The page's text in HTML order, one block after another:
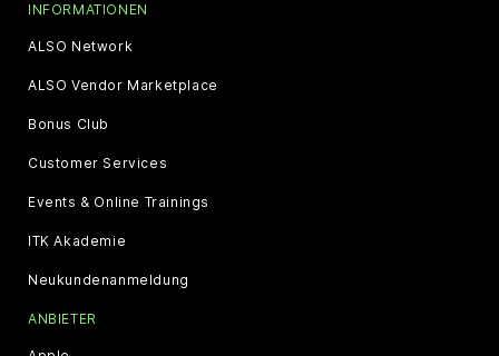
INFORMATIONEN
ALSO Network
ALSO Vendor Marketplace
Bonus Club
Customer Services
Events & Online Trainings
ITK Akademie
Neukundenanmeldung
ANBIETER